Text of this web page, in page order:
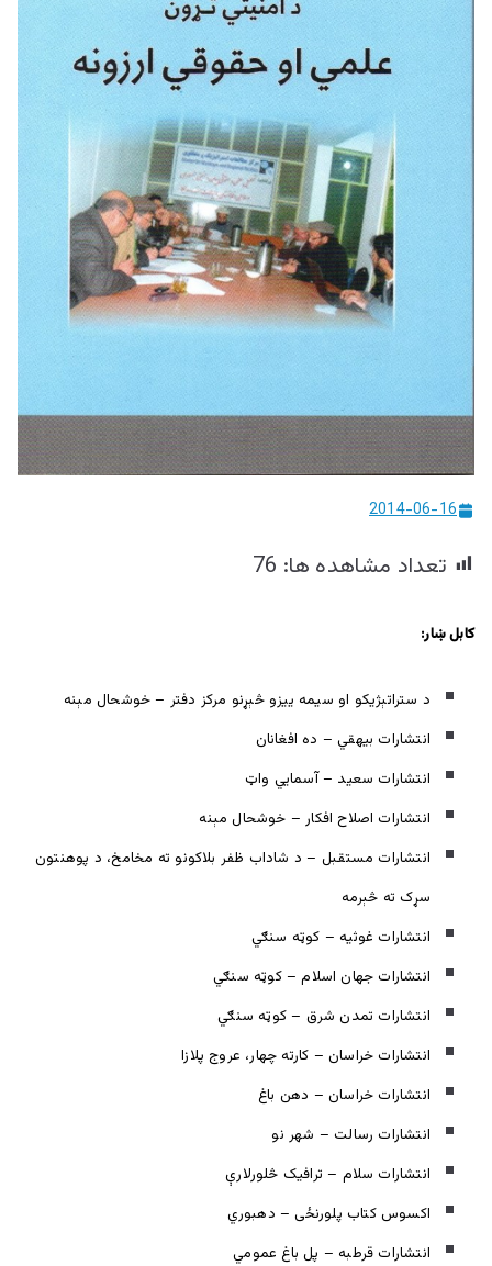
ییزو څېړنو
مرکز
2014-06-16
تعداد مشاهده ها: 76
کابل ښار:
د ستراتېژيکو او سيمه ييزو څېړنو مرکز دفتر – خوشحال مېنه
انتشارات بيهقي – ده افغانان
انتشارات سعيد – آسمایي واټ
انتشارات اصلاح افکار – خوشحال مېنه
انتشارات مستقبل – د شاداب ظفر بلاکونو ته مخامخ، د پوهنتون
سړک ته څېرمه
انتشارات غوثيه – کوټه سنګي
انتشارات جهان اسلام – کوټه سنګي
انتشارات تمدن شرق – کوټه سنګي
انتشارات خراسان – کارته چهار، عروج پلازا
انتشارات خراسان – دهن باغ
انتشارات رسالت – شهر نو
انتشارات سلام – ترافيک څلورلارې
اکسوس کتاب پلورنځی – دهبوري
انتشارات قرطبه – پل باغ عمومي